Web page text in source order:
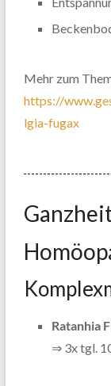
Mehr zum
https://
lgia-fugax
Ratanhia
⇒ 3x tgl.